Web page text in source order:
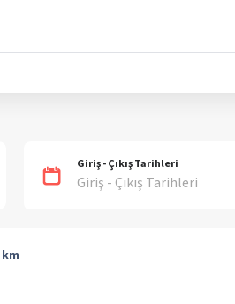
Giriş - Çıkış Tarihleri
Giriş - Çıkış Tarihleri
km